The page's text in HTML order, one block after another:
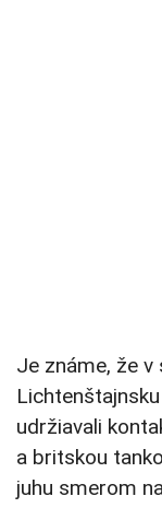
Je známe, že v
udržiavali
a britskou
juhu smerom